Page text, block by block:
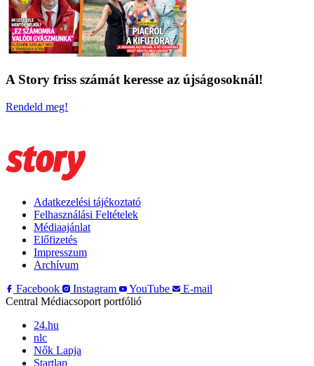
A Story friss számát keresse az újságosoknál!
Rendeld meg!
Adatkezelési tájékoztató
Felhasználási Feltételek
Médiaajánlat
Előfizetés
Impresszum
Archívum
Facebook
Instagram YouTube
E-mail
Central Médiacsoport portfólió
24.hu
nlc
Nők Lapja
Startlap